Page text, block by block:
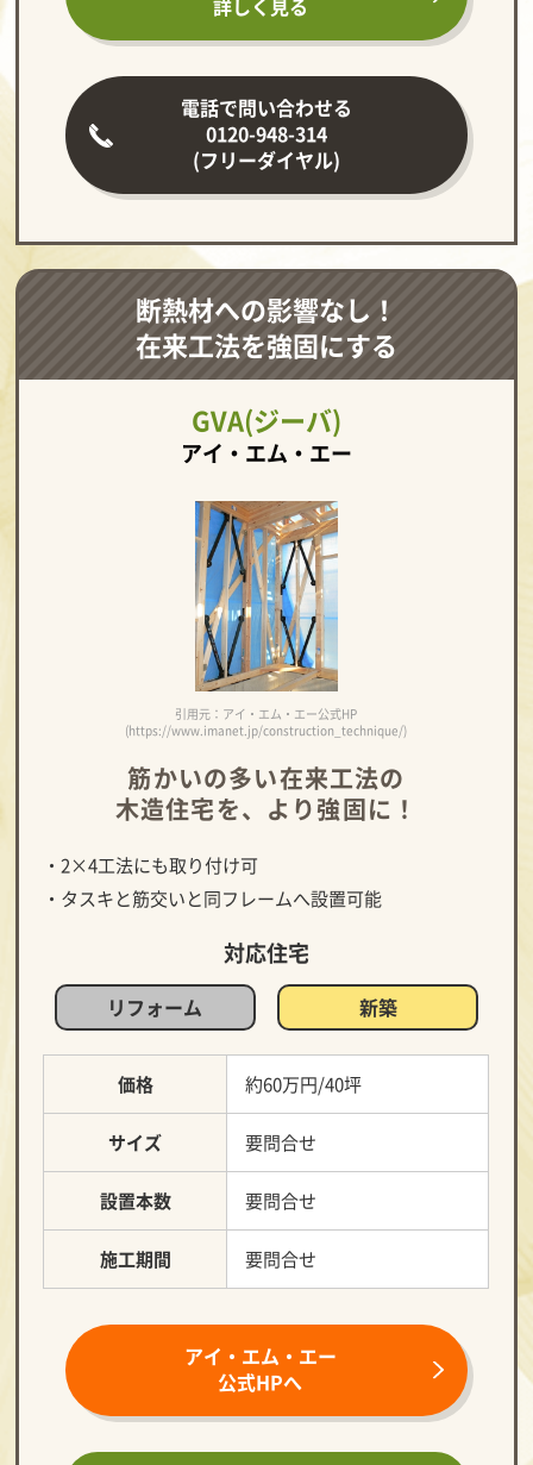
詳しく見る
電話で問い合わせる
0120-948-314
(フリーダイヤル)
断熱材への影響なし！
在来工法を強固にする
GVA(ジーバ)
アイ・エム・エー
引用元：アイ・エム・エー公式HP
(https://www.imanet.jp/construction_technique/)
筋かいの多い在来工法の
木造住宅を、より強固に！
・2×4工法にも取り付け可
・タスキと筋交いと同フレームへ設置可能
対応住宅
リフォーム 新築
価格 約60万円/40坪
サイズ 要問合せ
設置本数 要問合せ
施工期間 要問合せ
アイ・エム・エー
公式HPへ